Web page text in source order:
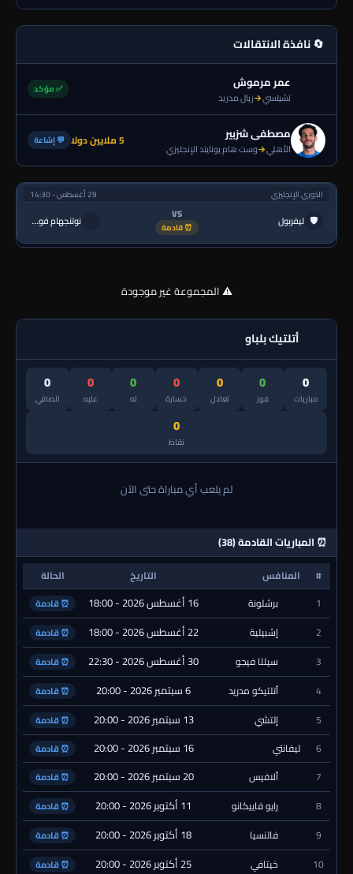
🔄 نافذة الانتقالات
عمر مرموش
تشيلسي→ريال مدريد
✅ مؤكد
مصطفى شزبير
الأهلي→وست هام يونايتد الإنجليزي 5 ملايين دولا 💬 إشاعة
الدوري الإنجليزي 29 أغسطس - 14:30
🛡 ليفربول VS
⏰ قادمة نوتنجهام فورست
⚠️ المجموعة غير موجودة
أتلتيك بلباو
0
مباريات
0
فوز
0
تعادل
0
خسارة
0
له
0
عليه
0
الصافي
0
نقاط
لم يلعب أي مباراة حتى الآن
⏰ المباريات القادمة (38)
# المنافس التاريخ
الحالة
1
برشلونة 16 أغسطس 2026 - 18:00 ⏰ قادمة
2 إشبيلية 22 أغسطس 2026 - 18:00 ⏰ قادمة
3 سيلتا فيجو 30 أغسطس 2026 - 22:30 ⏰ قادمة
4 أتلتيكو مدريد 6 سبتمبر 2026 - 20:00 ⏰ قادمة
5 إلتشي 13 سبتمبر 2026 - 20:00 ⏰ قادمة
6 ليفانتي 16 سبتمبر 2026 - 20:00 ⏰ قادمة
7 ألافيس 20 سبتمبر 2026 - 20:00 ⏰ قادمة
8 رايو فاييكانو 11 أكتوبر 2026 - 20:00 ⏰ قادمة
9 فالنسيا 18 أكتوبر 2026 - 20:00 ⏰ قادمة
10 خيتافي 25 أكتوبر 2026 - 20:00 ⏰ قادمة